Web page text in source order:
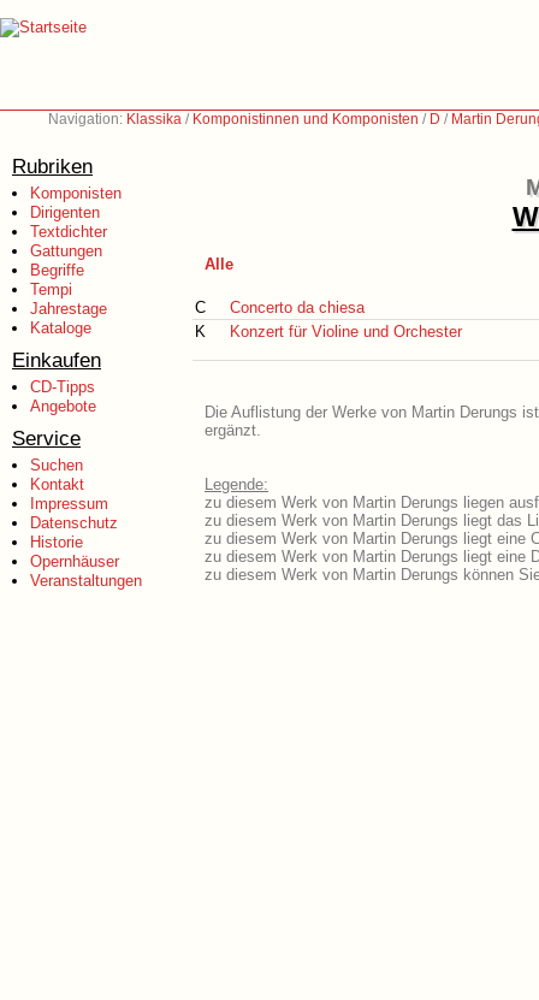
Navigation: Klassika / Komponistinnen und Komponisten / D / Martin
Rubriken
Komponisten
Dirigenten
Textdichter
Gattungen
Begriffe
Tempi
Jahrestage
Kataloge
Einkaufen
CD-Tipps
Angebote
Service
Suchen
Kontakt
Impressum
Datenschutz
Historie
Opernhäuser
Veranstaltungen
Alle
C
Concerto da chiesa
K
Konzert für Violine und Orchester
Die Auflistung der Werke von Martin Derungs
ergänzt.
Legende:
zu diesem Werk von Martin Derungs liegen
zu diesem Werk von Martin Derungs liegt das
zu diesem Werk von Martin Derungs liegt eine
zu diesem Werk von Martin Derungs liegt eine
zu diesem Werk von Martin Derungs können